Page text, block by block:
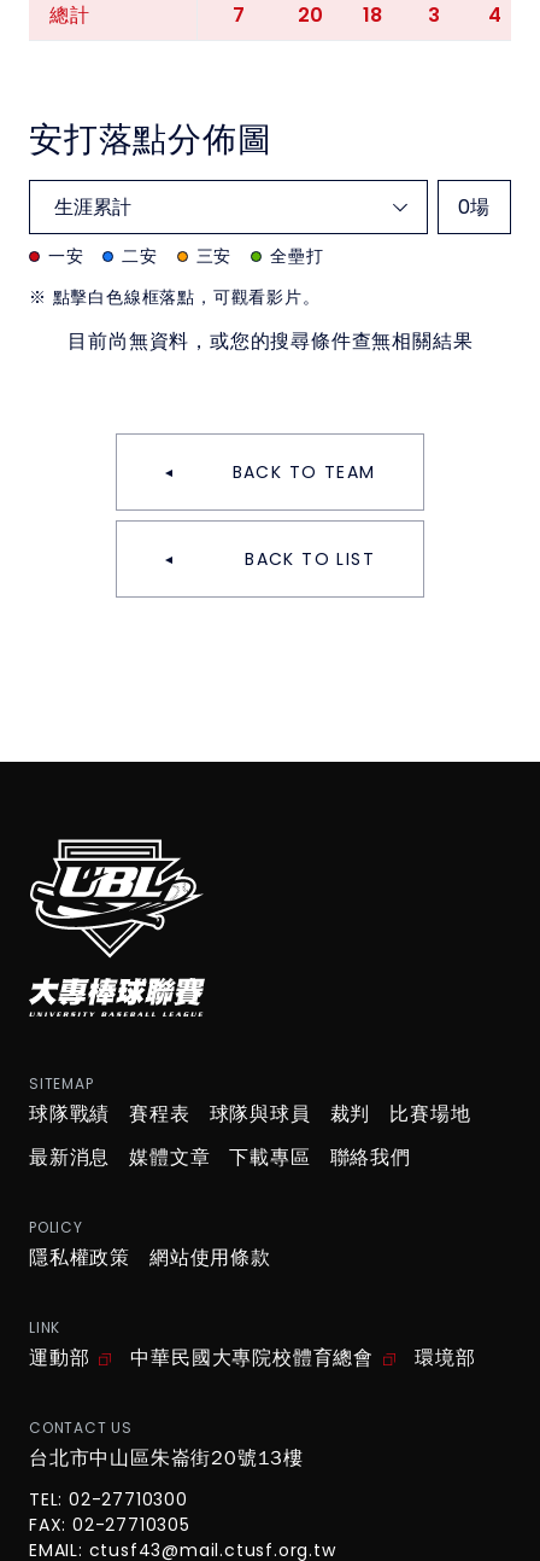
總計 7 20 18 3 4
安打落點分佈圖
0場
一安 二安 三安
全壘打
※ 點擊白色線框落點，可觀看影片。
目前尚無資料，或您的搜尋條件查無相關結果
BACK TO TEAM
BACK TO LIST
SITEMAP
球隊戰績 賽程表 球隊與球員 裁判
比賽場地
最新消息
媒體文章 下載專區 聯絡我們
POLICY
隱私權政策 網站使用條款
LINK
運動部 中華民國大專院校體育總會 環境部
CONTACT US
台北市中山區朱崙街20號13樓
TEL: 02-27710300
FAX: 02-27710305
EMAIL: ctusf43@mail.ctusf.org.tw